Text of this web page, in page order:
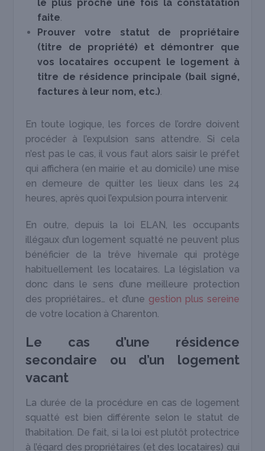
le plus proche une fois la constatation
faite.
Prouver votre statut de propriétaire
(titre de propriété) et démontrer que
vos locataires occupent le logement à
titre de résidence principale (bail signé,
factures à leur nom, etc.).
En toute logique, les forces de l’ordre doivent
procéder à l’expulsion sans attendre. Si cela
n’est pas le cas, il vous faut alors saisir le préfet
qui affichera (en mairie et au domicile) une mise
en demeure de quitter les lieux dans les 24
heures, après quoi l’expulsion pourra intervenir.
En outre, depuis la loi ELAN, les occupants
illégaux d’un logement squatté ne peuvent plus
bénéficier de la trêve hivernale qui protège
habituellement les locataires. La législation va
donc dans le sens d’une meilleure protection
des propriétaires… et d’une gestion plus sereine
de votre location à Charenton.
Le cas d’une résidence
secondaire ou d’un logement
vacant
La durée de la procédure en cas de logement
squatté est bien différente selon le statut de
l’habitation. De fait, si la loi est plutôt protectrice
à l’égard des propriétaires (et des locataires) qui